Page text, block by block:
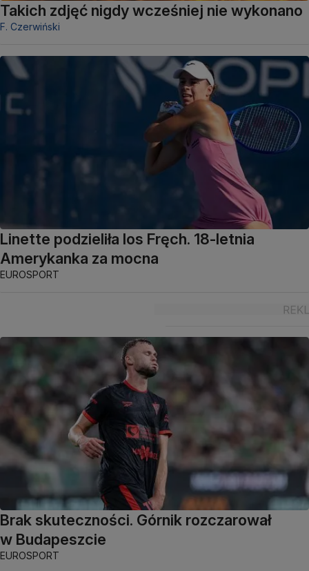
Takich zdjęć nigdy wcześniej nie wykonano
F. Czerwiński
Linette podzieliła los Fręch. 18-letnia
Amerykanka za mocna
EUROSPORT
Brak skuteczności. Górnik rozczarował
w Budapeszcie
EUROSPORT